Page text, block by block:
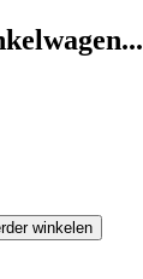
winkelen